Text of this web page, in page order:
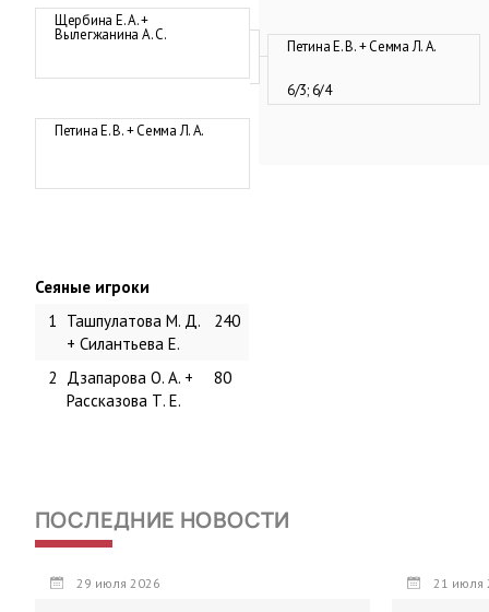
Щербина Е. А. +
Вылегжанина А. С.
Петина Е. В. + Семма Л. А.
Петина Е. В. + Семма Л. А.
6/3; 6/4
Сеяные игроки
1 Ташпулатова М. Д.
+ Силантьева Е.
240
2 Дзапарова О. А. +
Рассказова Т. Е.
80
ПОСЛЕДНИЕ НОВОСТИ
29 июля 2026 21 июля